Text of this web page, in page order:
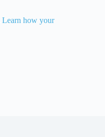
Learn how your